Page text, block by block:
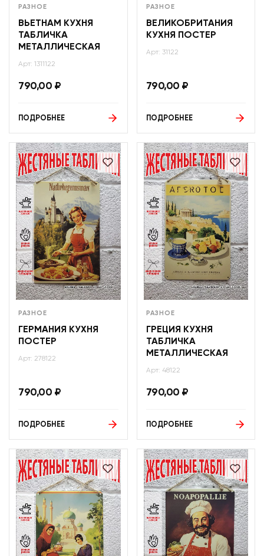
РАЗНОЕ
ВЬЕТНАМ КУХНЯ
ТАБЛИЧКА
МЕТАЛЛИЧЕСКАЯ
Арт: 1311122
790,00 ₽
ПОДРОБНЕЕ
РАЗНОЕ
ВЕЛИКОБРИТАНИЯ
КУХНЯ ПОСТЕР
Арт: 31122
790,00 ₽
ПОДРОБНЕЕ
РАЗНОЕ
ГЕРМАНИЯ КУХНЯ
ПОСТЕР
Арт: 278122
790,00 ₽
ПОДРОБНЕЕ
РАЗНОЕ
ГРЕЦИЯ КУХНЯ
ТАБЛИЧКА
МЕТАЛЛИЧЕСКАЯ
Арт: 48122
790,00 ₽
ПОДРОБНЕЕ